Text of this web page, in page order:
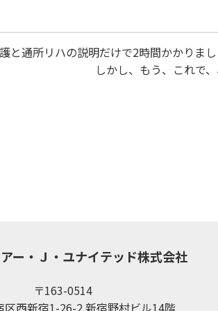
と通所リハの説明だけで2時間かかりまし
しかし、もう、これで、
ー・Ｊ・ユナイテッド株式会社
〒163-0514